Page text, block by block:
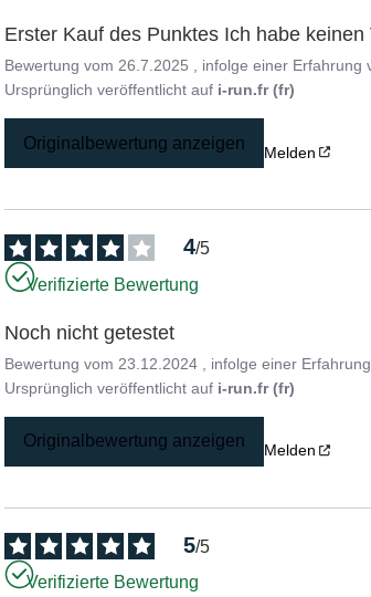
Erster Kauf des Punktes Ich habe keinen
Bewertung vom 26.7.2025 , infolge einer Erfahrung
Ursprünglich veröffentlicht auf i-run.fr (fr)
Originalbewertung anzeigen Melden
4/5
Verifizierte Bewertung
Noch nicht getestet
Bewertung vom 23.12.2024 , infolge einer
Ursprünglich veröffentlicht auf i-run.fr (fr)
Originalbewertung anzeigen Melden
5/5
Verifizierte Bewertung